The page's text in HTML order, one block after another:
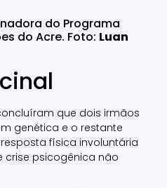
do Programa
do Acre. Foto: Luan
que dois irmãos
genética e o restante
física involuntária
crise psicogênica não